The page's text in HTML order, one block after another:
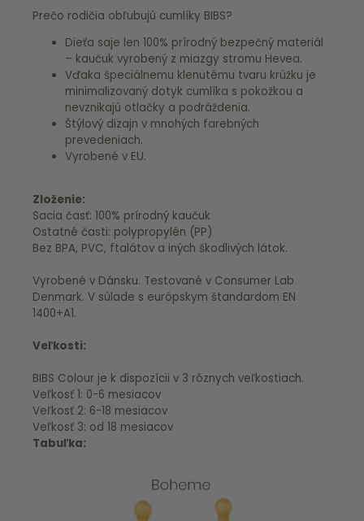
Prečo rodičia obľubujú cumlíky BIBS?
Dieťa saje len 100% prírodný bezpečný materiál
– kaučuk vyrobený z miazgy stromu Hevea.
Vďaka špeciálnemu klenutému tvaru krúžku je
minimalizovaný dotyk cumlíka s pokožkou a
nevznikajú otlačky a podráždenia.
Štýlový dizajn v mnohých farebných
prevedeniach.
Vyrobené v EU.
Zloženie:
Sacia časť: 100% prírodný kaučuk
Ostatné časti: polypropylén (PP)
Bez BPA, PVC, ftalátov a iných škodlivých látok.
Vyrobené v Dánsku. Testované v Consumer Lab
Denmark. V súlade s európskym štandardom EN
1400+A1.
Veľkosti:
BIBS Colour je k dispozícii v 3 rôznych veľkostiach.
Veľkosť 1: 0-6 mesiacov
Veľkosť 2: 6-18 mesiacov
Veľkosť 3: od 18 mesiacov
Tabuľka: